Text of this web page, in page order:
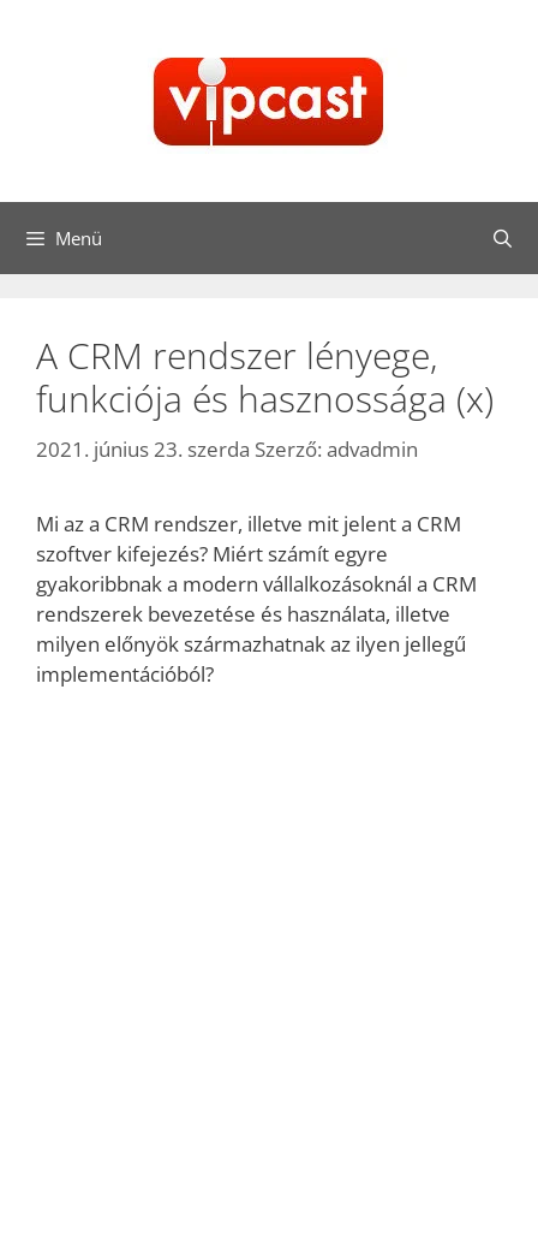
Menü
A CRM rendszer lényege,
funkciója és hasznossága (x)
2021. június 23. szerda Szerző: advadmin
Mi az a CRM rendszer, illetve mit jelent a CRM
szoftver kifejezés? Miért számít egyre
gyakoribbnak a modern vállalkozásoknál a CRM
rendszerek bevezetése és használata, illetve
milyen előnyök származhatnak az ilyen jellegű
implementációból?